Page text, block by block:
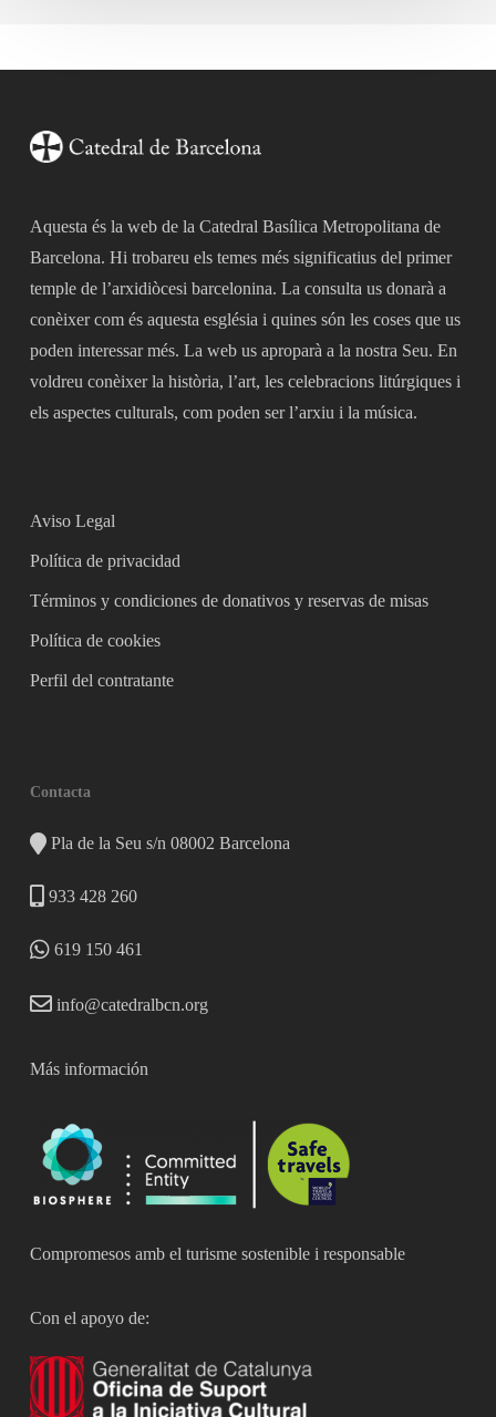
Aquesta és la web de la Catedral Basílica Metropolitana de
Barcelona. Hi trobareu els temes més significatius del primer
temple de l’arxidiòcesi barcelonina. La consulta us donarà a
conèixer com és aquesta església i quines són les coses que us
poden interessar més. La web us aproparà a la nostra Seu. En
voldreu conèixer la història, l’art, les celebracions litúrgiques i
els aspectes culturals, com poden ser l’arxiu i la música.
Aviso Legal
Política de privacidad
Términos y condiciones de donativos y reservas de misas
Política de cookies
Perfil del contratante
Contacta
Pla de la Seu s/n 08002 Barcelona
933 428 260
619 150 461
info@catedralbcn.org
Más información
Compromesos amb el turisme sostenible i responsable
Con el apoyo de: